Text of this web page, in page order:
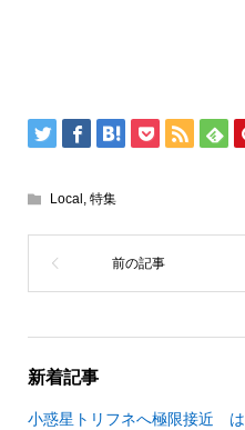
Local, 特集
新着記事
小惑星トリフネへ極限接近